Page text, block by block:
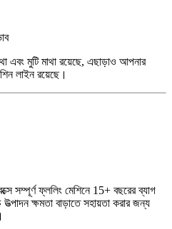
এবং মুটি মাথা রয়েছে, এছাড়াও আপনার
লাইন রয়েছে।
সম্পূর্ণ ফ্ললিং মেশিনে 15+ বছরের ব্যাগ
ক্ষমতা বাড়াতে সহায়তা করার জন্য